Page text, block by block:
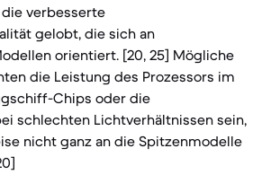
verbesserte
gelobt, die sich an
orientiert. [20, 25] Mögliche
die Leistung des Prozessors im
Chips oder die
schlechten Lichtverhältnissen sein,
nicht ganz an die Spitzenmodelle